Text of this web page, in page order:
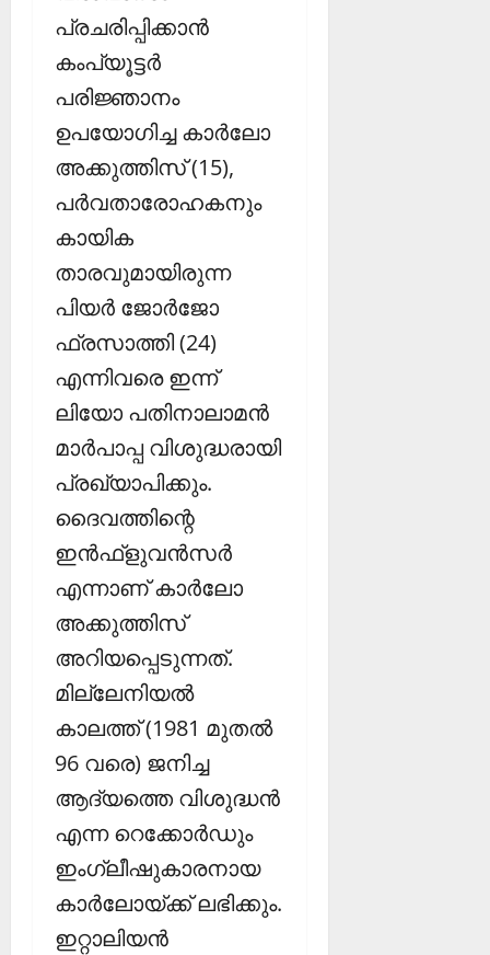
പ്രചരിപ്പിക്കാന്‍
കംപ്യൂട്ടര്‍
പരിജ്ഞാനം
ഉപയോഗിച്ച കാര്‍ലോ
അക്കുത്തിസ് (15),
പര്‍വതാരോഹകനും
കായിക
താരവുമായിരുന്ന
പിയര്‍ ജോര്‍ജോ
ഫ്രസാത്തി (24)
എന്നിവരെ ഇന്ന്
ലിയോ പതിനാലാമന്‍
മാര്‍പാപ്പ വിശുദ്ധരായി
പ്രഖ്യാപിക്കും.
ദൈവത്തിന്റെ
ഇന്‍ഫ്‌ളുവന്‍സര്‍
എന്നാണ് കാര്‍ലോ
അക്കുത്തിസ്
അറിയപ്പെടുന്നത്.
മില്ലേനിയല്‍
കാലത്ത് (1981 മുതല്‍
96 വരെ) ജനിച്ച
ആദ്യത്തെ വിശുദ്ധന്‍
എന്ന റെക്കോര്‍ഡും
ഇംഗ്ലീഷുകാരനായ
കാര്‍ലോയ്ക്ക് ലഭിക്കും.
ഇറ്റാലിയന്‍